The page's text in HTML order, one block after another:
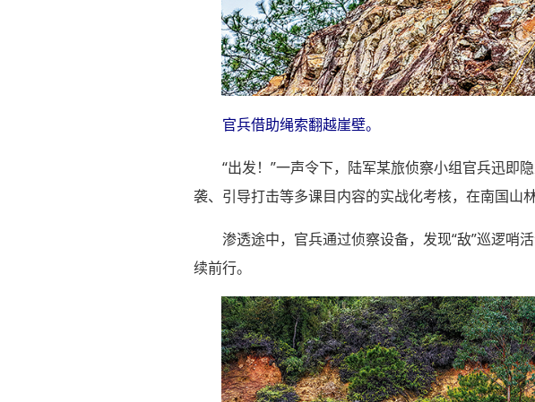
官兵借助绳索翻越崖壁。
“出发！”一声令下，陆军某旅侦察小组官兵迅即
袭、引导打击等多课目内容的实战化考核，在南国山
渗透途中，官兵通过侦察设备，发现“敌”巡逻哨
续前行。